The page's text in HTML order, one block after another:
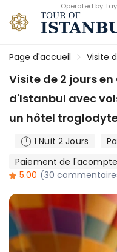
Operated by
Page d'accueil Visite
Visite de 2 jours
d'Istanbul avec
un hôtel
1 Nuit 2 Jours
Paiement de l'acompte
5.00 (30